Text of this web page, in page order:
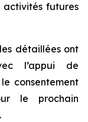
activités futures
détaillées ont
l’appui de
consentement
le prochain